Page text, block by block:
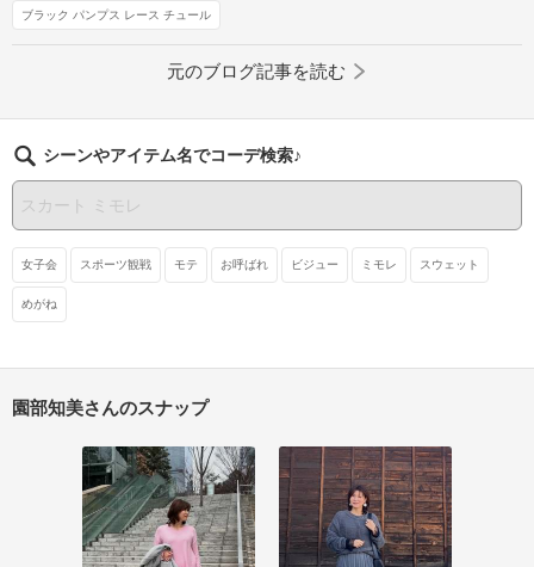
ブラック パンプス レース チュール
元のブログ記事を読む
シーンやアイテム名でコーデ検索♪
女子会 スポーツ観戦 モテ お呼ばれ ビジュー ミモレ スウェット
めがね
園部知美さんのスナップ